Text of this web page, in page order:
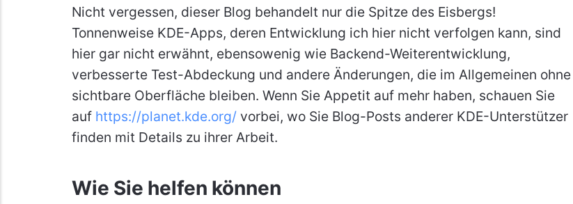
Nicht vergessen, dieser Blog behandelt nur die Spitze des Eisbergs!
Tonnenweise KDE-Apps, deren Entwicklung ich hier nicht verfolgen kann, sind
hier gar nicht erwähnt, ebensowenig wie Backend-Weiterentwicklung,
verbesserte Test-Abdeckung und andere Änderungen, die im Allgemeinen ohne
sichtbare Oberfläche bleiben. Wenn Sie Appetit auf mehr haben, schauen Sie
auf https://planet.kde.org/vorbei, wo Sie Blog-Posts anderer KDE-Unterstützer
finden mit Details zu ihrer Arbeit.
Wie Sie helfen können